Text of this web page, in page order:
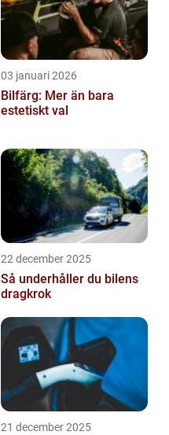
03 januari 2026
Bilfärg: Mer än bara
estetiskt val
22 december 2025
Så underhåller du bilens
dragkrok
21 december 2025